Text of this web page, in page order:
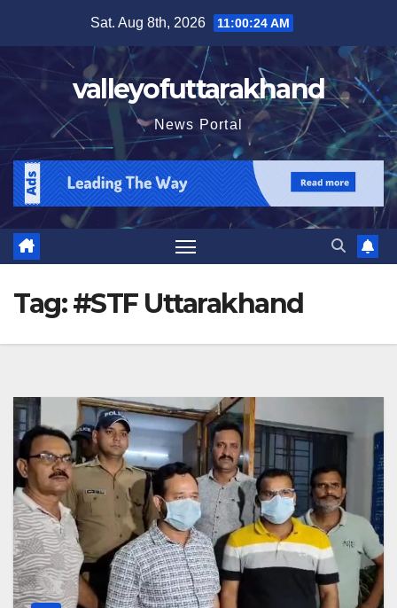
content
Sat. Aug 8th, 2026 11:00:25 AM
valleyofuttarakhand
News Portal
Tag:#STF Uttarakhand